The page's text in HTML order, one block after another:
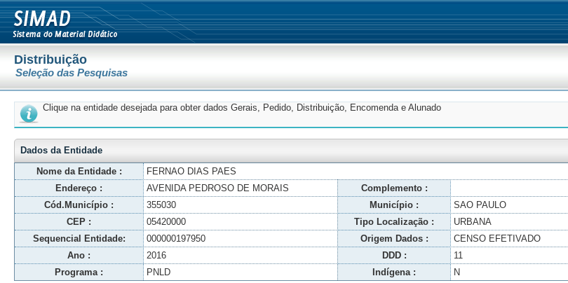
Distribuição
Seleção das Pesquisas
Clique na entidade desejada para obter dados Gerais, Pedido, Distribuição, Encomenda e Alunado
Dados da Entidade
Nome da Entidade :
FERNAO DIAS PAES
Endereço :
AVENIDA PEDROSO DE MORAIS Complemento :
Cód.Município :
355030 Município : SAO PAULO
CEP :
05420000 Tipo Localização : URBANA
Sequencial Entidade:
000000197950 Origem Dados : CENSO EFETIVADO
Ano :
2016 DDD : 11
Programa :
PNLD Indígena : N